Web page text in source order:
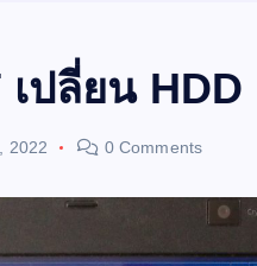
เปลี่ยน
2022 0 Comments